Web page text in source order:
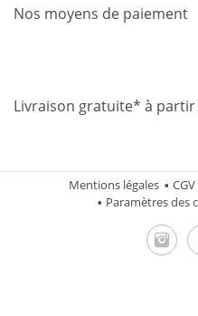
Nos moyens de paiement
Livraison gratuite* à
Mentions légales CGV
Paramètres des